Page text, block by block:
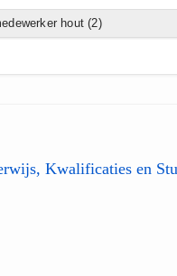
hout(2)
Kwalificaties en